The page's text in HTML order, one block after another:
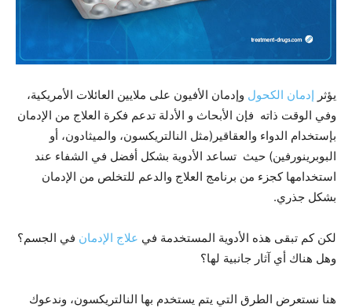
يؤثر إدمان الكحول وإدمان الأفيون على ملايين العائلات الأمريكية،
وفي الوقت ذاته فإن الأبحاث و الأدلة تدعم فكرة العلاج من الإدمان
بإستخدام الدواء والعقاقير(مثل النالتريكسون، والميثادون، أو
البوبرينورفين) حيث تساعد الأدوية بشكل أفضل في الشفاء عند
استخدامها كجزء من برنامج العلاج والدعم للتخلص من الإدمان
بشكل جذري.
لكن كم تبقى هذه الأدوية المستخدمة في علاج الإدمان في الجسم؟
وهل هناك أي آثار جانبية لها؟
هنا نستعرض الطرق التي يتم يستخدم بها النالتريكسون، وندعوك